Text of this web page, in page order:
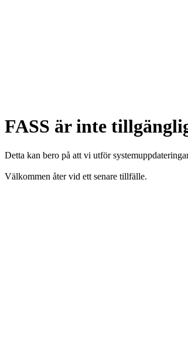
FASS är inte
Detta kan bero på att vi utför
Välkommen åter vid ett senare tillfälle.